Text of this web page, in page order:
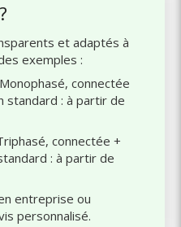
et adaptés à
exemples :
connectée
standard : à partir de
connectée +
: à partir de
entreprise ou
personnalisé.